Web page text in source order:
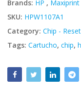
Brands: HP , Maxiprint
SKU: HPW1107A1
Category: Chip - Reset
Tags: Cartucho, chip,